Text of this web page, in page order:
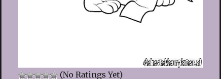
(No Ratings Yet)